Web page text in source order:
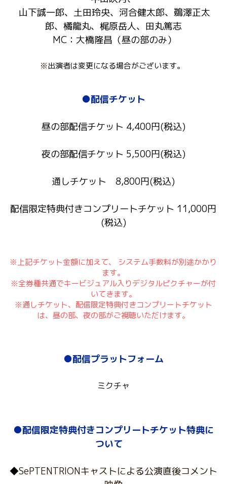
郎、橘龍丸、梶原岳人、田丸篤志
MC：大橋隆昌（昼の部のみ）
※出演者は変更になる場合がございます。
●配信チケット
昼の部配信チケット 4,400円(税込)
夜の部配信チケット 5,500円(税込)
通しチケット　8,800円(税込)
配信限定特典付きコンプリートチケット 11,000円
(税込)
※上記チケット金額に加えて、 システム手数料が別途かかり
ます。
※全券種共通でキービジュアル入りデジタルピクチャーが付
いてきます。
※通しチケット、配信限定特典付きコンプリートチケット
は、昼の部、夜の部がご視聴いただけます。
●配信プラットフォーム
ミクチャ
●配信限定特典付きコンプリートチケット特典に
ついて
◆SePTENTRIONキャストによる公演直後コメント